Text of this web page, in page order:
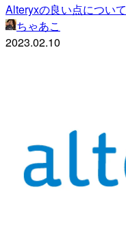
Alteryxの良い点について
ちゃあこ
2023.02.10